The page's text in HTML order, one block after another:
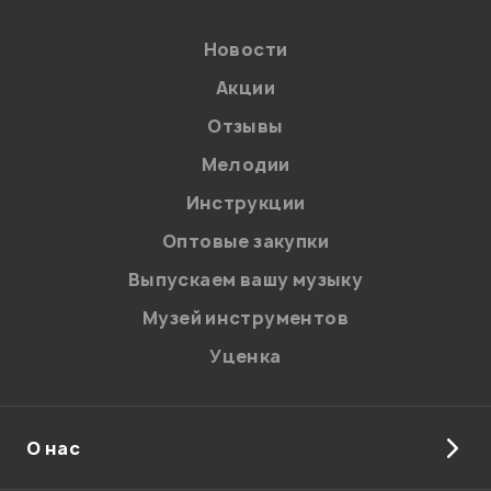
на обработку персональных данных в
Политикой в отношении обработки
персональных данных.
Введите проверочное число:
Отправить
Новости
Акции
Отзывы
Мелодии
Инструкции
Оптовые закупки
Выпускаем вашу музыку
Музей инструментов
Уценка
О нас